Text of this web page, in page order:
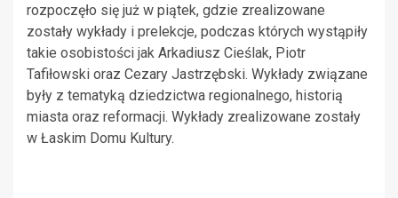
rozpoczęło się już w piątek, gdzie zrealizowane
zostały wykłady i prelekcje, podczas których wystąpiły
takie osobistości jak Arkadiusz Cieślak, Piotr
Tafiłowski oraz Cezary Jastrzębski. Wykłady związane
były z tematyką dziedzictwa regionalnego, historią
miasta oraz reformacji. Wykłady zrealizowane zostały
w Łaskim Domu Kultury.